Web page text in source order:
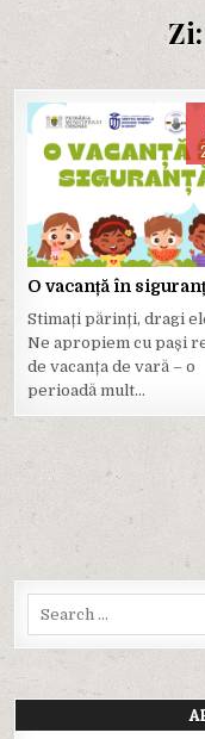
Zi:
Posted
O vacanță în
Stimați părinți, dragi
Ne apropiem cu pași
de vacanța de vară – o
perioadă mult…